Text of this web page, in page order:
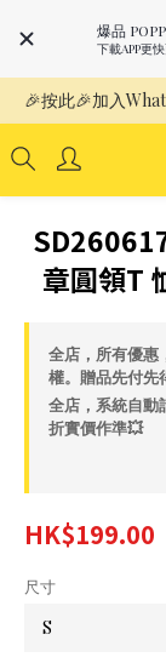
爆品
下載APP更
章圓領T
全店，所有優惠
權。贈品先付先
全店，系統自動
折實價作準💥
HK$199.00
尺寸